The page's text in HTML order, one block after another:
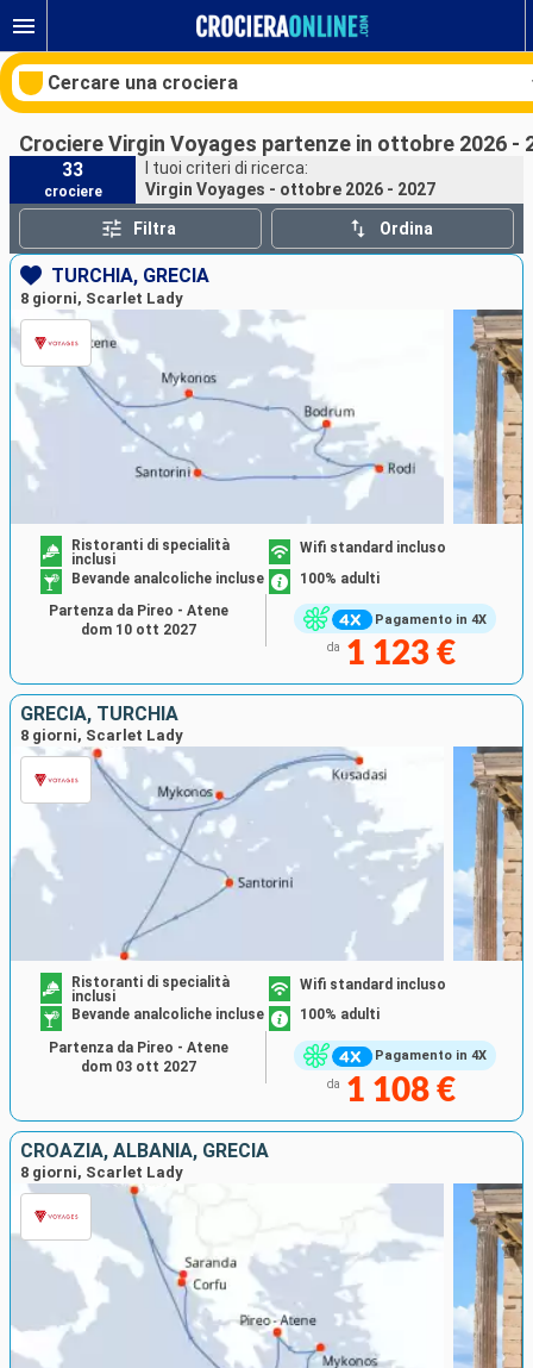
Cercare una crociera
Le nostre destinazioni
Mesi di partenza
Porti
Ricerca
Crociere Virgin Voyages partenze in ottobre 2026 -
33
crociere
I tuoi criteri di ricerca:
Virgin Voyages - ottobre 2026 - 2027
Filtra Ordina
TURCHIA, GRECIA
8 giorni, Scarlet Lady
Pagamento in 4X
Ristoranti di specialità
inclusi
Wifi standard incluso
Bevande analcoliche incluse
100% adulti
da 1 123 €
Partenza da Pireo - Atene
dom 10 ott 2027
GRECIA, TURCHIA
8 giorni, Scarlet Lady
Pagamento in 4X
Ristoranti di specialità
inclusi
Wifi standard incluso
Bevande analcoliche incluse
100% adulti
da 1 108 €
Partenza da Pireo - Atene
dom 03 ott 2027
CROAZIA, ALBANIA, GRECIA
8 giorni, Scarlet Lady